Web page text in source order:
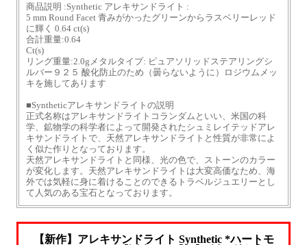
商品説明 :Synthetic アレキサンドライト :
5 mm Round Facet 青みがかったグリーンからラスベリーレッド
に輝く 0.64 ct(s)
合計重量:0.64
Ct(s)
リング重量:2.0gメタルタイプ: ピュアソリッドステアリングシ
ルバー９２５ 酸化防止のため（曇らないように）ロジウムメッ
キを施してあります
■Syntheticアレキサンドライトの説明
正式名称はアレキサンドライトコランダムといい、米国の科
学、鉱物学の科学者によって開発されたシュミレイテッドアレ
キサンドライトで、天然アレキサンドライトと性質が非常によ
く似た作りとなっております。
天然アレキサンドライトと同様、光の色で、ストーンのカラー
が変化します。天然アレキサンドライトは大変高価なため、海
外では気軽に身に着けることのできるトラベルジュエリーとし
て人気のある宝石となっております。
【新作】アレキサンドライト Synthetic *ハートモ